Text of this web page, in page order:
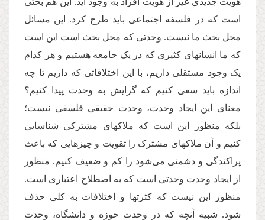
است که در فلسفه اجتماعی باید طرح کرد. این مسائل
محل بحث ما نیست. وحدتی که محل بحث است این است
که ما انسانهای کثیری که در یک جامعه هستیم و هر کدام
یک وجود مستقلی داریم، با این اختلافاتی که داریم تا چه
اندازه باید سعی کنیم که گرایش به وحدت پیدا کنیم؟
معنای این ایجاد وحدت، وحدت حقیقی فلسفی نیست؛
بلکه منظور این است که ملاکهای مشترکی شناسایی
کنیم و آن ملاکهای مشترک را تقویت و چیزهایی که باعث
پراکندگی و دشمنی می‌شود را کم و ضعیف کنیم. منظور
از ایجاد وحدت وحدتی است که به اصطلاح اعتباری است.
منظور این نیست که کثرتها و اختلافات به کلی حذف
شود. شبیه آنچه که در وحدت حوزه و دانشگاه، وحدت